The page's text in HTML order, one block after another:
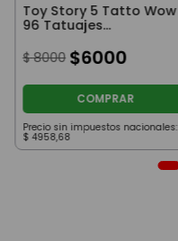
Toy Story 5 Tatto Wow
96 Tatuajes
Temporales
$ 8000 $6000
COMPRAR
Precio sin impuestos nacionales:
$ 4958,68